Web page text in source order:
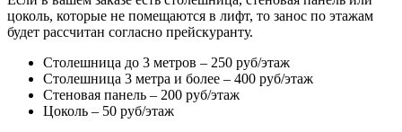
цоколь, которые не помещаются в лифт, то занос по этажам
будет рассчитан согласно прейскуранту.
Столешница до 3 метров – 250 руб/этаж
Столешница 3 метра и более – 400 руб/этаж
Стеновая панель – 200 руб/этаж
Цоколь – 50 руб/этаж